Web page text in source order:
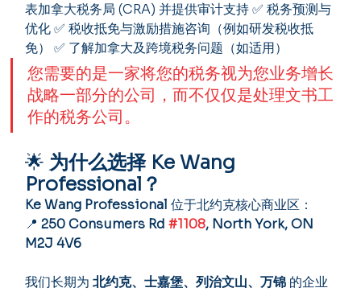
表加拿大税务局 (CRA) 并提供审计支持 ✅ 税务预测与
优化 ✅ 税收抵免与激励措施咨询（例如研发税收抵
免） ✅ 了解加拿大及跨境税务问题（如适用）
您需要的是一家将您的税务视为您业务增长
战略一部分的公司，而不仅仅是处理文书工
作的税务公司。
🌟 为什么选择 Ke Wang
Professional？
Ke Wang Professional 位于北约克核心商业区：
📍 250 Consumers Rd #1108, North York, ON
M2J 4V6
我们长期为 北约克、士嘉堡、列治文山、万锦 的企业